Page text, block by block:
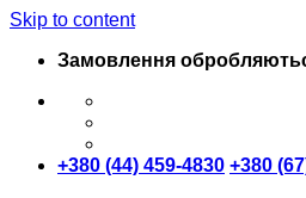
Skip to content
Замовлення
+380 (44) 459-4830 +380